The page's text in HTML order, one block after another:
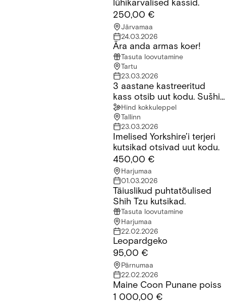
lühikarvalised kassid.
250,00 €
Järvamaa
24.03.2026
Ära anda armas koer!
Tasuta loovutamine
Tartu
23.03.2026
3 aastane kastreeritud kass otsib uut kodu. Sušhi nimi millele
3 aastane kastreeritud
kass otsib uut kodu. Sušhi
nimi millele ta reageerib
Hind kokkuleppel
Tallinn
23.03.2026
Imelised Yorkshire’i terjeri kutsikad otsivad uut kodu.
Imelised Yorkshire’i terjeri
kutsikad otsivad uut kodu.
450,00 €
Harjumaa
01.03.2026
Täiuslikud puhtatõulised Shih Tzu kutsikad.Täiuslikud puhtatõulised
Shih Tzu kutsikad.
Tasuta loovutamine
Harjumaa
22.02.2026
Leopardgeko
95,00 €
Pärnumaa
22.02.2026
Maine Coon Punane poiss
1 000,00 €